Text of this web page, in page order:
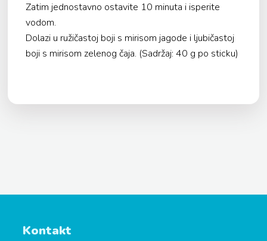
Zatim jednostavno ostavite 10 minuta i isperite
vodom.
Dolazi u ružičastoj boji s mirisom jagode i ljubičastoj
boji s mirisom zelenog čaja. (Sadržaj: 40 g po sticku)
Kontakt